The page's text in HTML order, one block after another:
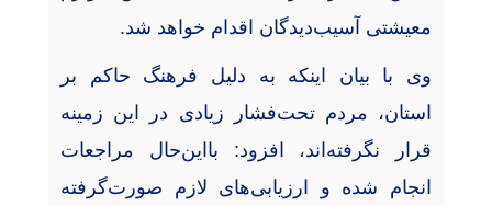
معیشتی آسیب‌دیدگان اقدام خواهد شد.
وی با بیان اینکه به دلیل فرهنگ حاکم بر
استان، مردم تحت‌فشار زیادی در این زمینه
قرار نگرفته‌اند، افزود: بااین‌حال مراجعات
انجام شده و ارزیابی‌های لازم صورت‌گرفته